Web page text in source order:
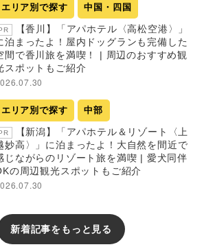
エリア別で探す 中国・四国
【香川】「アパホテル〈高松空港〉」
泊まったよ！屋内ドッグランも完備した
間で香川旅を満喫！ | 周辺のおすすめ観
スポットもご紹介
エリア別で探す 中部
【新潟】「アパホテル＆リゾート〈上
妙高〉」に泊まったよ！大自然を間近で
じながらのリゾート旅を満喫 | 愛犬同伴
の周辺観光スポットもご紹介
新着記事をもっと見る